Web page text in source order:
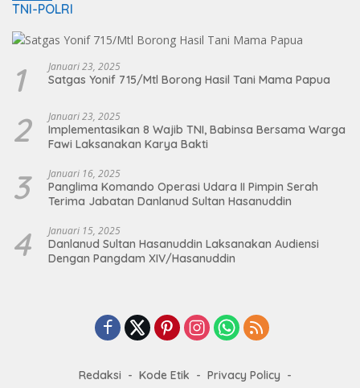
TNI-POLRI
1 Januari 23, 2025
Satgas Yonif 715/Mtl Borong Hasil Tani Mama Papua
2 Januari 23, 2025
Implementasikan 8 Wajib TNI, Babinsa Bersama Warga
Fawi Laksanakan Karya Bakti
3 Januari 16, 2025
Panglima Komando Operasi Udara II Pimpin Serah
Terima Jabatan Danlanud Sultan Hasanuddin
4 Januari 15, 2025
Danlanud Sultan Hasanuddin Laksanakan Audiensi
Dengan Pangdam XIV/Hasanuddin
Redaksi Kode Etik
Privacy Policy